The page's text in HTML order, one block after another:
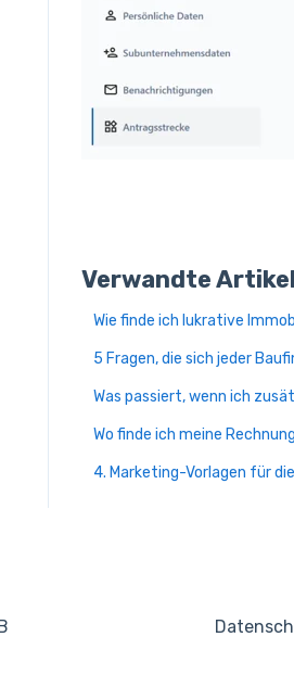
Verwandte Artikel
Wie finde ich lukrative
5 Fragen, die sich jeder
Was passiert, wenn ich
Wo finde ich meine
4. Marketing-Vorlagen für